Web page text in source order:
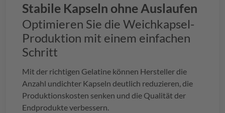
Stabile Kapseln ohne Auslaufen
Optimieren Sie die Weichkapsel-
Produktion mit einem einfachen
Schritt
Mit der richtigen Gelatine können Hersteller die
Anzahl undichter Kapseln deutlich reduzieren, die
Produktionskosten senken und die Qualität der
Endprodukte verbessern.